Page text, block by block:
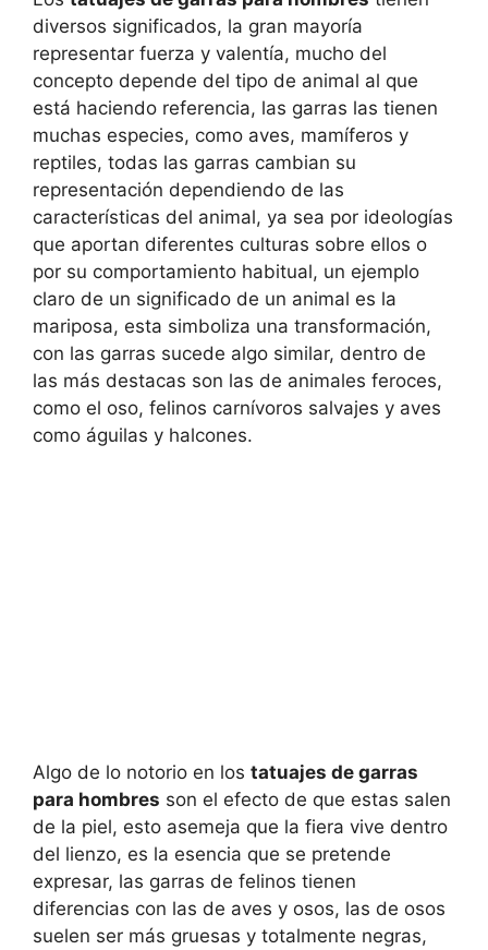
diversos significados, la gran mayoría
representar fuerza y valentía, mucho del
concepto depende del tipo de animal al que
está haciendo referencia, las garras las tienen
muchas especies, como aves, mamíferos y
reptiles, todas las garras cambian su
representación dependiendo de las
características del animal, ya sea por ideologías
que aportan diferentes culturas sobre ellos o
por su comportamiento habitual, un ejemplo
claro de un significado de un animal es la
mariposa, esta simboliza una transformación,
con las garras sucede algo similar, dentro de
las más destacas son las de animales feroces,
como el oso, felinos carnívoros salvajes y aves
como águilas y halcones.
Algo de lo notorio en los tatuajes de garras
para hombres son el efecto de que estas salen
de la piel, esto asemeja que la fiera vive dentro
del lienzo, es la esencia que se pretende
expresar, las garras de felinos tienen
diferencias con las de aves y osos, las de osos
suelen ser más gruesas y totalmente negras,